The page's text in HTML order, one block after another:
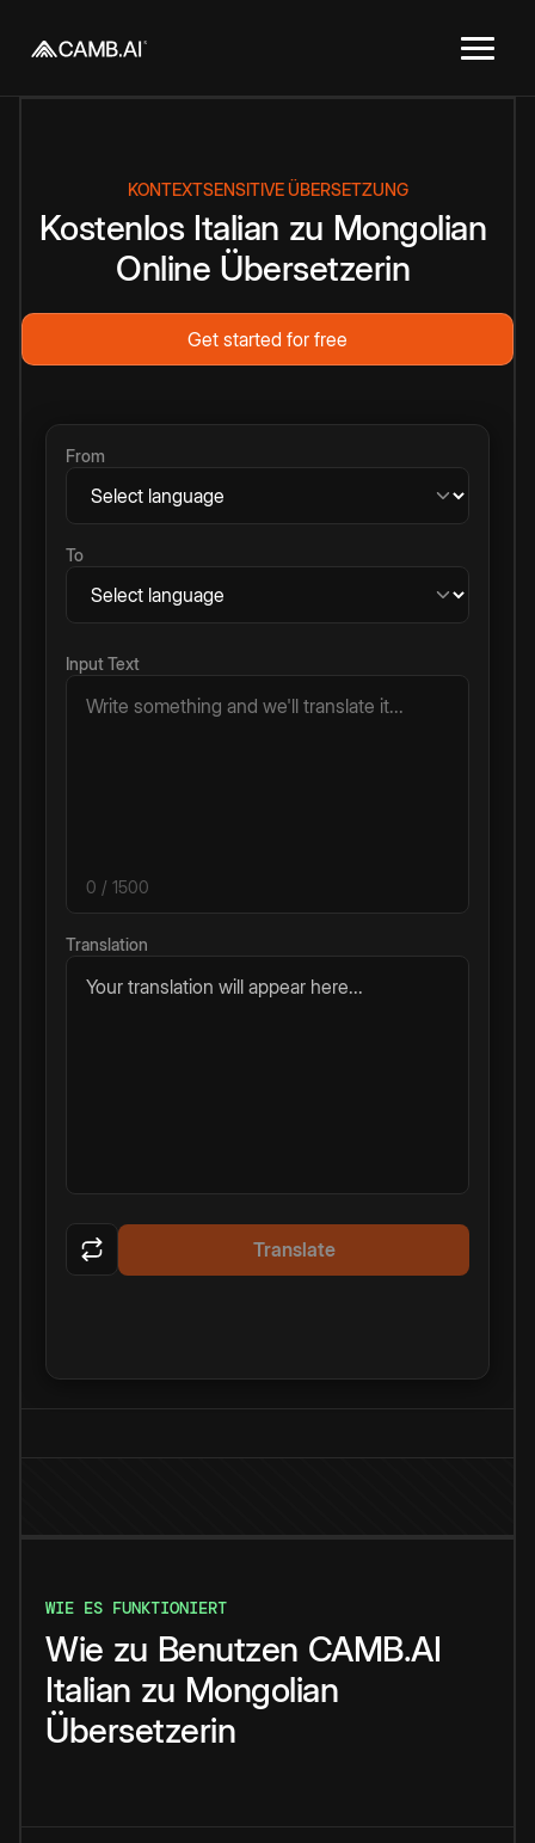
KONTEXTSENSITIVE ÜBERSETZUNG
Kostenlos Italian zu Mongolian
Online Übersetzerin
Get started for free
From
To
Input Text
0 / 1500
Translation
Your translation will appear here...
Translate
WIE ES FUNKTIONIERT
Wie zu Benutzen CAMB.AI
Italian zu Mongolian
Übersetzerin